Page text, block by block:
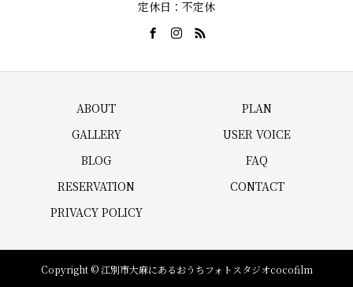
定休日：不定休
ABOUT
PLAN
GALLERY
USER VOICE
BLOG
FAQ
RESERVATION
CONTACT
PRIVACY POLICY
Copyright © 江別市大麻にあるおうちフォトスタジオcocofilm